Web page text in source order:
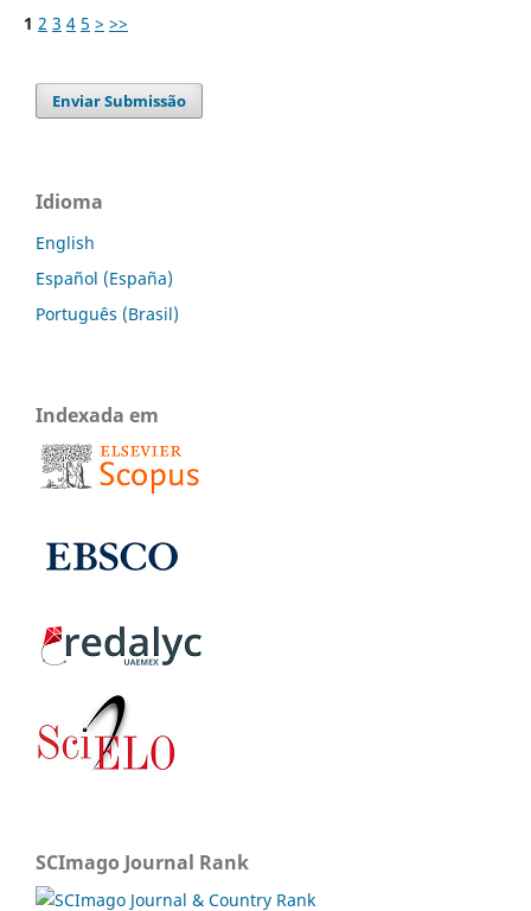
1 2 3 4 5 > >>
Enviar Submissão
Idioma
English
Español (España)
Português (Brasil)
Indexada em
SCImago Journal Rank